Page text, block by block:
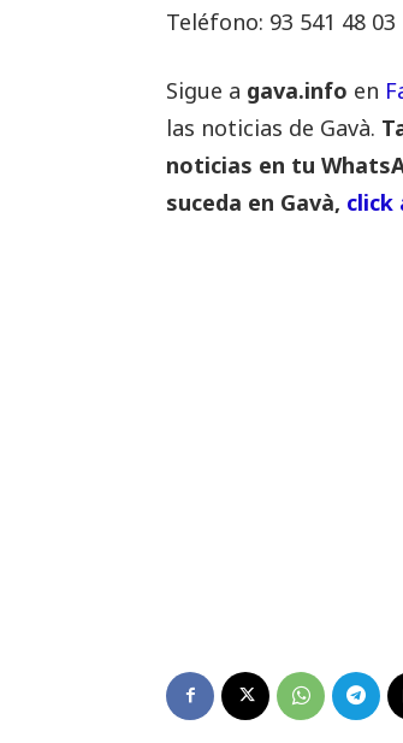
Teléfono: 93 541 48 03
Sigue a gava.info en
las noticias de Gavà.
noticias en tu
suceda en Gavà, click